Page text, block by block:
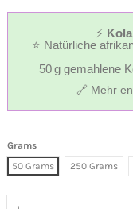
⚡
⭐ Natürliche
50 g gemahlene
🔗 Mehr
Grams
50 Grams
250 Grams